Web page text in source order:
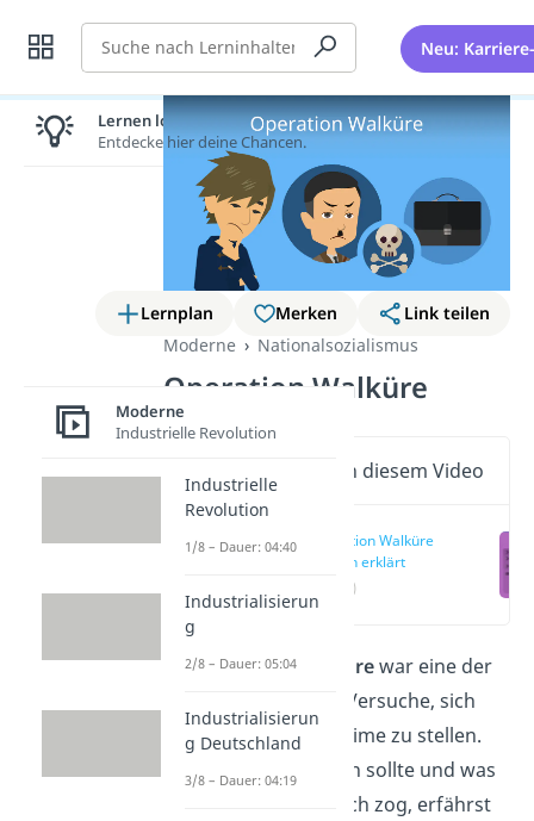
Suche Neu:
Lernplan Merken
Link teilen
Moderne
Nationalsozialismus
Operation Walküre
Wichtige Inhalte in diesem Video
Operation Walküre
einfach erklärt
(00:15)
DieOperation Walkürewar eine der
wenigen deutschen Versuche, sich
gegen das Hitler-Regime zu stellen.
Wie der Plan ablaufen sollte und was
für Folgen er nach sich zog, erfährst
Lernen lohnt sich!
Entdecke hier deine Chancen.
Moderne
Industrielle Revolution
Industrielle
Revolution
1/8 – Dauer: 04:40
Industrialisierun
g
2/8 – Dauer: 05:04
Industrialisierun
g Deutschland
3/8 – Dauer: 04:19